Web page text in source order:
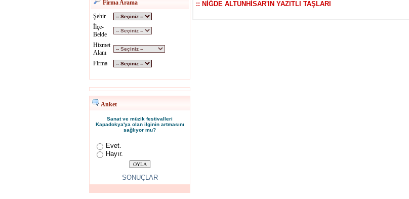
Firma Arama
Şehir
İlçe-
Belde
Hizmet
Alanı
Firma
Anket
Sanat ve müzik festivalleri
Kapadokya'ya olan ilginin artmasını
sağlıyor mu?
Evet.
Hayır.
SONUÇLAR
:: NİĞDE ALTUNHİSAR'IN YAZITLI TAŞLARI